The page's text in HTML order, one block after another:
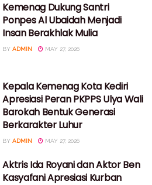
Kemenag Dukung Santri
Ponpes Al Ubaidah Menjadi
Insan Berakhlak Mulia
BY ADMIN MAY 27, 2026
Kepala Kemenag Kota Kediri
Apresiasi Peran PKPPS Ulya Wali
Barokah Bentuk Generasi
Berkarakter Luhur
BY ADMIN MAY 27, 2026
Aktris Ida Royani dan Aktor Ben
Kasyafani Apresiasi Kurban